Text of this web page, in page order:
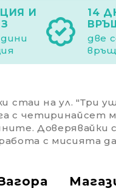
Ние ще се
И
14
две
стаи на ул. "Три
с четиринайсет
Доверявайки
с мисията